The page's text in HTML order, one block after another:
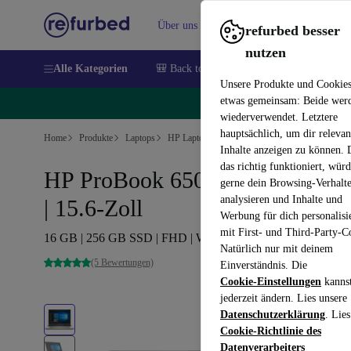
refurbed besser
nutzen
Unsere Produkte und
etwas gemeinsam: Beide
wiederverwendet. Letztere
hauptsächlich, um dir
Inhalte anzeigen zu können.
das richtig funktioniert,
gerne dein Browsing-
analysieren und Inhalte und
Werbung für dich
mit First- und Third-Party-
Natürlich nur mit deinem
Einverständnis. Die
Cookie-Einstellungen
jederzeit ändern. Lies unsere
Datenschutzerklärung.
Cookie-Richtlinie des
Datenverarbeiters
Über uns Verkaufen Hilfe
Alle Kategorien 🎒 Back to school
Home Produkte Laptops HP Laptops
HP ProBook 650 G5 | i7-8665U
| 15.6-Zoll
16 GB | 256 GB SSD | FHD | Webcam | Win 11 Pro | BE
(5 Bewertungen)